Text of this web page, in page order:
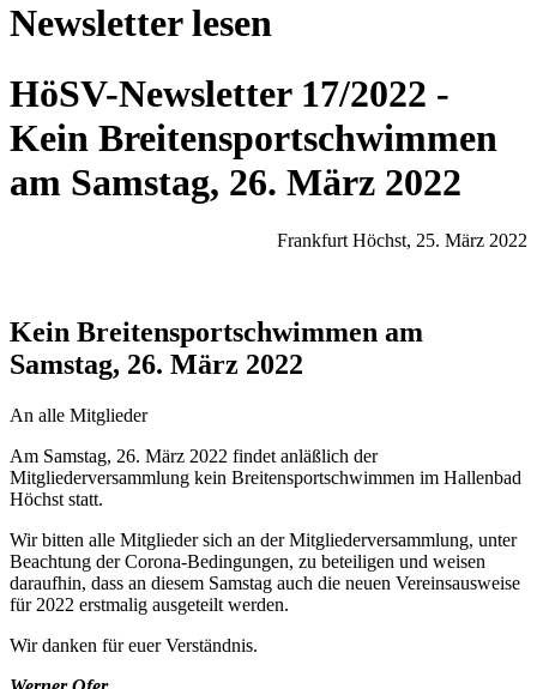
Newsletter lesen
HöSV-Newsletter 17/2022 -
Kein Breitensportschwimmen
am Samstag, 26. März 2022
Frankfurt Höchst, 25. März 2022
Kein Breitensportschwimmen am
Samstag, 26. März 2022
An alle Mitglieder
Am Samstag, 26. März 2022 findet anläßlich der
Mitgliederversammlung kein Breitensportschwimmen im Hallenbad
Höchst statt.
Wir bitten alle Mitglieder sich an der Mitgliederversammlung, unter
Beachtung der Corona-Bedingungen, zu beteiligen und weisen
daraufhin, dass an diesem Samstag auch die neuen Vereinsausweise
für 2022 erstmalig ausgeteilt werden.
Wir danken für euer Verständnis.